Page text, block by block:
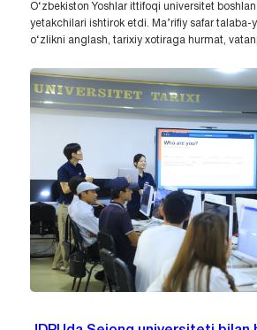
O‘zbekiston Yoshlar ittifoqi universitet
yetakchilari ishtirok etdi. Ma’rifiy safar talaba-
o‘zlikni anglash, tarixiy xotiraga hurmat,